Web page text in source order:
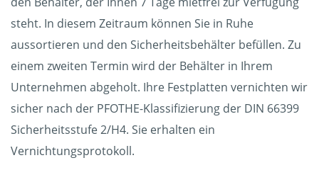
steht. In diesem Zeitraum können Sie in Ruhe
aussortieren und den Sicherheitsbehälter befüllen. Zu
einem zweiten Termin wird der Behälter in Ihrem
Unternehmen abgeholt. Ihre Festplatten vernichten wir
sicher nach der PFOTHE-Klassifizierung der DIN 66399
Sicherheitsstufe 2/H4. Sie erhalten ein
Vernichtungsprotokoll.